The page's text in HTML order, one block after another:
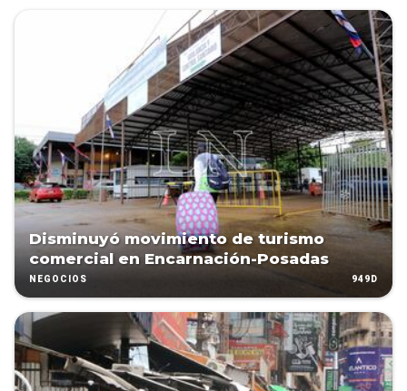
Disminuyó movimiento de turismo
comercial en Encarnación-Posadas
NEGOCIOS 949D